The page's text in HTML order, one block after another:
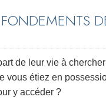
de leur vie à
vous étiez en
y accéder ?